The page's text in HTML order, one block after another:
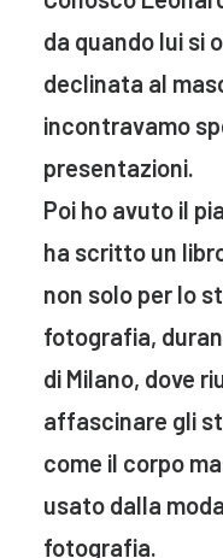
da quando lui si
declinata al
incontravamo
presentazioni.
Poi ho avuto il
ha scritto un
non solo per lo
fotografia,
di Milano, dove
affascinare gli
come il corpo
usato dalla
fotografia.